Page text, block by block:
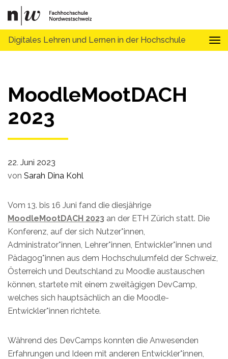
Digitales Lehren und Lernen in der Hochschule
MoodleMootDACH
2023
22. Juni 2023
von Sarah Dina Kohl
Vom 13. bis 16 Juni fand die diesjährige
MoodleMootDACH 2023 an der ETH Zürich statt. Die
Konferenz, auf der sich Nutzer*innen,
Administrator*innen, Lehrer*innen, Entwickler*innen und
Pädagog*innen aus dem Hochschulumfeld der Schweiz,
Österreich und Deutschland zu Moodle austauschen
können, startete mit einem zweitägigen DevCamp,
welches sich hauptsächlich an die Moodle-
Entwickler*innen richtete.
Während des DevCamps konnten die Anwesenden
Erfahrungen und Ideen mit anderen Entwickler*innen,